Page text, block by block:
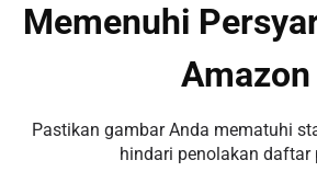
Memenuhi
Amazon
Pastikan gambar Anda mematuhi
hindari penolakan daftar